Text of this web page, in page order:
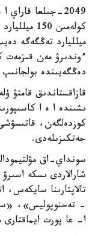
2049-جىلعا
ميلليارد تەڭگەگە
دەڭگەيىندە
جەتكىزىلەدى.
سونداي-اق
شارالاردى ىسكە
تالاپتارىنا
ا- عا پورت